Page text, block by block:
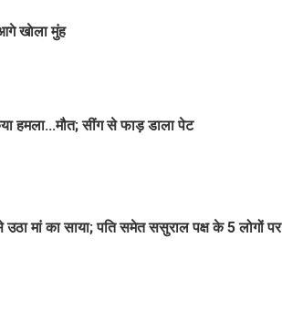
खाेला मुंह
हमला...मौत; सींग से फाड़ डाला पेट
मां का साया; पति समेत ससुराल पक्ष के 5 लोगों पर